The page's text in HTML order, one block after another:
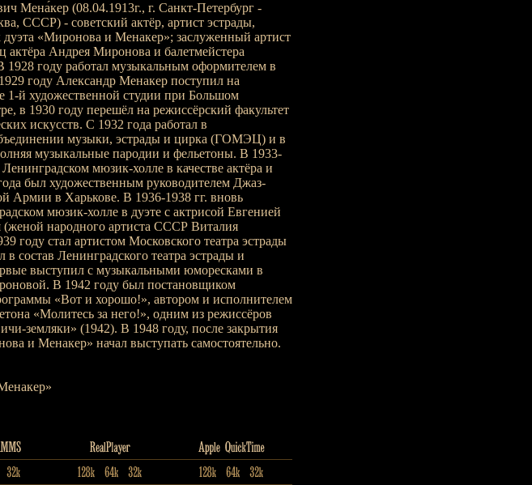
Мена́кер (08.04.1913г., г. Санкт-Петербург -
СССР) - советский актёр, артист эстрады,
дуэта «Миронова и Менакер»; заслуженный артист
Андрея Миронова и балетмейстера
1928 году работал музыкальным оформителем в
году Александр Менакер поступил на
1-й художественной студии при Большом
в 1930 году перешёл на режиссёрский факультет
искусств. С 1932 года работал в
музыки, эстрады и цирка (ГОМЭЦ) и в
музыкальные пародии и фельетоны. В 1933-
мюзик-холле в качестве актёра и
был художественным руководителем Джаз-
Армии в Харькове. В 1936-1938 гг. вновь
мюзик-холле в дуэте с актрисой Евгенией
народного артиста СССР Виталия
году стал артистом Московского театра эстрады
состав Ленинградского театра эстрады и
выступил с музыкальными юморесками в
В 1942 году был постановщиком
«Вот и хорошо!», автором и исполнителем
«Молитесь за него!», одним из режиссёров
земляки» (1942). В 1948 году, после закрытия
и Менакер» начал выступать самостоятельно.